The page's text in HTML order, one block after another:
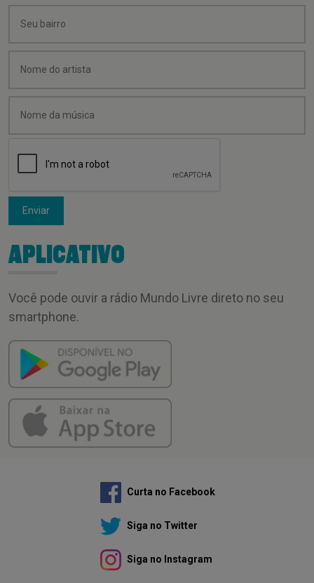
Enviar
APLICATIVO
Você pode ouvir a rádio Mundo Livre direto no seu
smartphone.
Curta no Facebook
Siga no Twitter
Siga no Instagram